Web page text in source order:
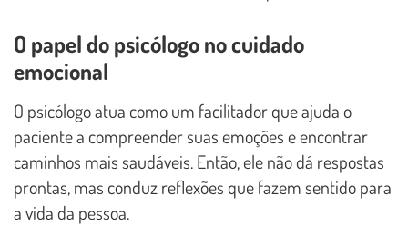
O papel do psicólogo no cuidado
emocional
O psicólogo atua como um facilitador que ajuda o
paciente a compreender suas emoções e encontrar
caminhos mais saudáveis. Então, ele não dá respostas
prontas, mas conduz reflexões que fazem sentido para
a vida da pessoa.